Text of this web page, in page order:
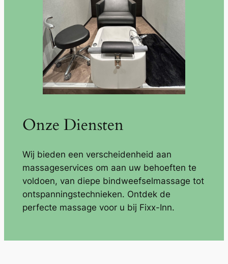
Onze Diensten
Wij bieden een verscheidenheid aan
massageservices om aan uw behoeften te
voldoen, van diepe bindweefselmassage tot
ontspanningstechnieken. Ontdek de
perfecte massage voor u bij Fixx-Inn.